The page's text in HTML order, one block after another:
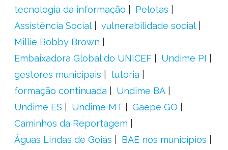
tecnologia da informação
Pelotas
Assistência Social
vulnerabilidade social
Millie Bobby Brown
Embaixadora Global do UNICEF
Undime PI
gestores municipais
tutoria
formação continuada
Undime BA
Undime ES
Undime MT
Gaepe GO
Caminhos da Reportagem
Águas Lindas de Goiás
BAE nos municípios